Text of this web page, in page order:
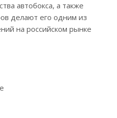
автобокса, а также
делают его одним из
на российском рынке